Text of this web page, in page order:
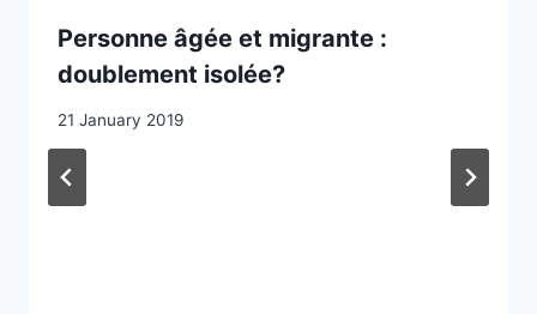
Personne âgée et migrante :
doublement isolée?
21 January 2019